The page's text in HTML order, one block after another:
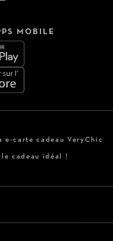
MOBILE
e-carte cadeau VeryChic
cadeau idéal !